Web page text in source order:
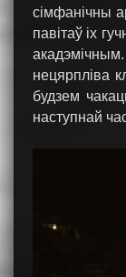
сімфанічны
павітаў іх
нецярпліва
будзем
наступнай